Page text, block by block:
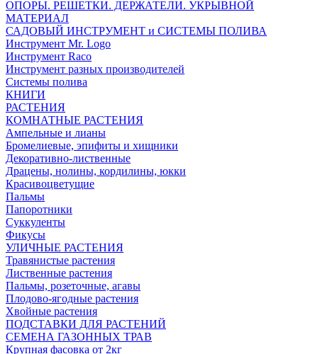
ОПОРЫ. РЕШЕТКИ. ДЕРЖАТЕЛИ. УКРЫВНОЙ
МАТЕРИАЛ
САДОВЫЙ ИНСТРУМЕНТ и СИСТЕМЫ ПОЛИВА
Инструмент Mr. Logo
Инструмент Raco
Инструмент разных производителей
Системы полива
КНИГИ
РАСТЕНИЯ
КОМНАТНЫЕ РАСТЕНИЯ
Ампельные и лианы
Бромелиевые, эпифиты и хищники
Декоративно-лиственные
Драцены, нолины, кордилины, юкки
Красивоцветущие
Пальмы
Папоротники
Суккуленты
Фикусы
УЛИЧНЫЕ РАСТЕНИЯ
Травянистые растения
Лиственные растения
Пальмы, розеточные, агавы
Плодово-ягодные растения
Хвойные растения
ПОДСТАВКИ ДЛЯ РАСТЕНИЙ
СЕМЕНА ГАЗОННЫХ ТРАВ
Крупная фасовка от 2кг